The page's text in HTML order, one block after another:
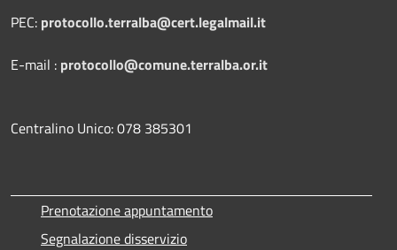
PEC: protocollo.terralba@cert.legalmail.it
E-mail : protocollo@comune.terralba.or.it
Centralino Unico: 078 385301
Prenotazione appuntamento
Segnalazione disservizio